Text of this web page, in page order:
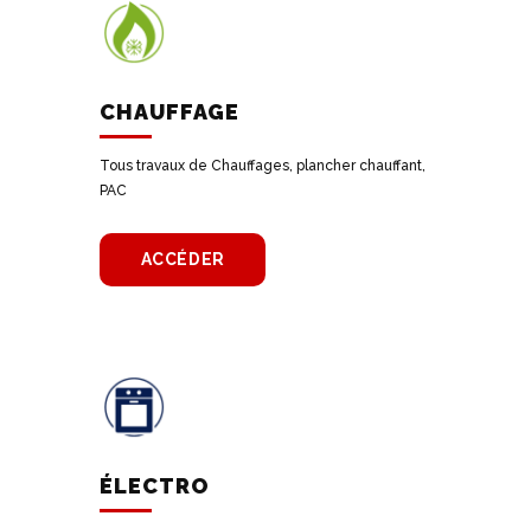
CHAUFFAGE
Tous travaux de Chauffages, plancher chauffant,
PAC
ACCÉDER
ÉLECTRO